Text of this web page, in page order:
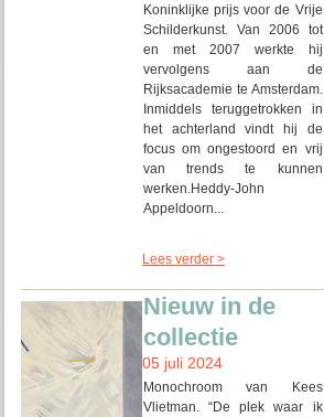
Koninklijke prijs voor de Vrije
Schilderkunst. Van 2006 tot
en met 2007 werkte hij
vervolgens aan de
Rijksacademie te Amsterdam.
Inmiddels teruggetrokken in
het achterland vindt hij de
focus om ongestoord en vrij
van trends te kunnen
werken.Heddy-John
Appeldoorn...
Lees verder >
Nieuw in de
collectie
05 juli 2024
Monochroom van Kees
Vlietman. “De plek waar ik